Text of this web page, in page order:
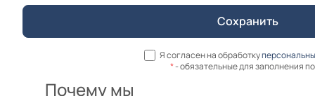
Я согласен на обработку
*- обязательные для заполнения
Почему мы